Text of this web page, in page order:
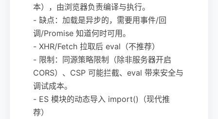
本），由浏览器负责编译与执行。
- 缺点：加载是异步的，需要用事件/回
调/Promise 知道何时可用。
- XHR/Fetch 拉取后 eval（不推荐）
- 限制：同源策略限制（除非服务器开启
CORS）、CSP 可能拦截、eval 带来安全与
调试成本。
- ES 模块的动态导入 import()（现代推
荐）